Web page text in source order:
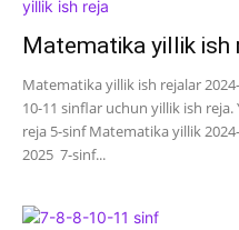
Matematika yillik
Matematika yillik ish rejalar
10-11 sinflar uchun yillik ish
reja 5-sinf Matematika yillik
2025 7-sinf...